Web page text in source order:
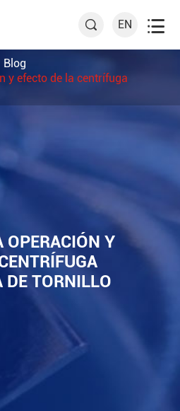
 EN 
Blog
y efecto de la centrífuga
OPERACIÓN Y
DE TORNILLO